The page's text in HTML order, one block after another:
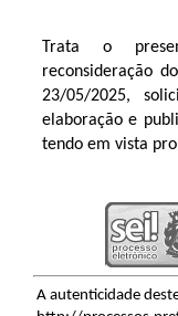
Trata o
reconsideração
23/05/2025, s
elaboração e
tendo em vista
A autenticidade